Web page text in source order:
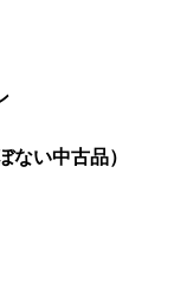
ない中古品）